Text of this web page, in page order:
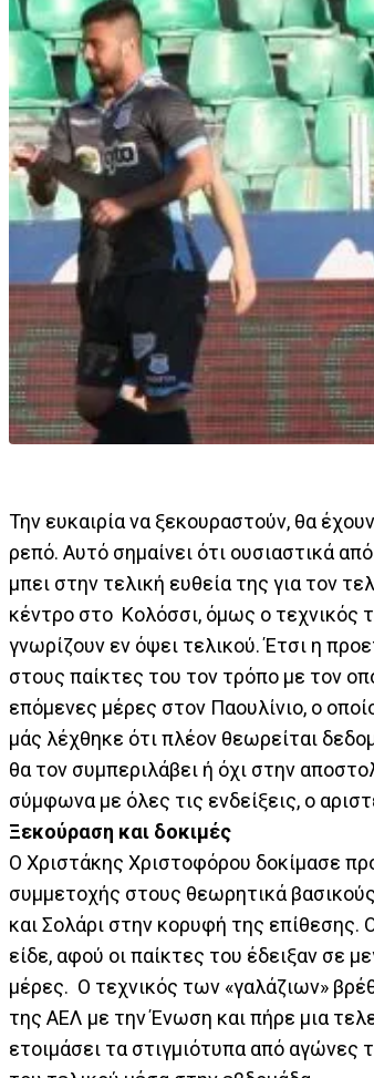
Την ευκαιρία να ξεκουραστούν, θα
ρεπό. Αυτό σημαίνει ότι ουσιαστικά
μπει στην τελική ευθεία της για τον
κέντρο στο Κολόσσι, όμως ο τεχνικός
γνωρίζουν εν όψει τελικού. Έτσι η
στους παίκτες του τον τρόπο με τον
επόμενες μέρες στον Παουλίνιο, ο
μάς λέχθηκε ότι πλέον θεωρείται
θα τον συμπεριλάβει ή όχι στην
σύμφωνα με όλες τις ενδείξεις, ο
Ξεκούραση και δοκιμές
Ο Χριστάκης Χριστοφόρου δοκίμασε
συμμετοχής στους θεωρητικά
και Σολάρι στην κορυφή της
είδε, αφού οι παίκτες του έδειξαν σε
μέρες. Ο τεχνικός των «γαλάζιων»
της ΑΕΛ με την Ένωση και πήρε μια
ετοιμάσει τα στιγμιότυπα από αγώνες